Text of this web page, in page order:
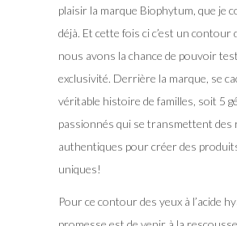
plaisir la marque Biophytum, que je
déjà. Et cette fois ci c’est un contour
nous avons la chance de pouvoir
exclusivité. Derrière la marque, se
véritable histoire de familles, soit 5
passionnés qui se transmettent des
authentiques pour créer des
uniques!
Pour ce contour des yeux à l’acide